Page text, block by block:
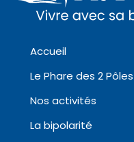
Accueil
Le Phare des 2 Pôles
Nos activités
La bipolarité